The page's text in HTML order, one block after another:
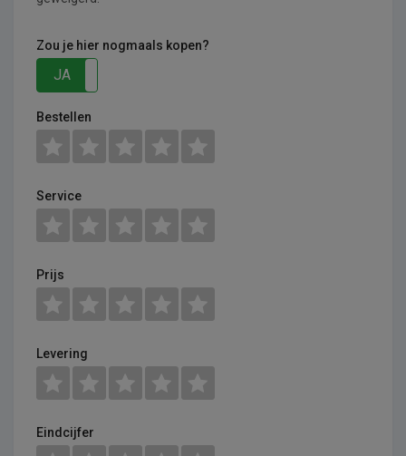
Zou je hier nogmaals kopen?
JA
Bestellen
Service
Prijs
Levering
Eindcijfer